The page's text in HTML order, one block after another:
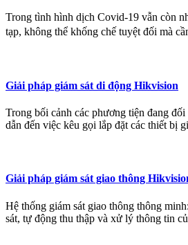
Trong tình hình dịch Covid-19 vẫn còn
tạp, không thể khống chế tuyệt đối mà
Giải pháp giám sát di động Hikvision
Trong bối cảnh các phương tiện đang
dẫn đến việc kêu gọi lắp đặt các thiết bị
Giải pháp giám sát giao thông
Hệ thống giám sát giao thông thông
sát, tự động thu thập và xử lý thông tin